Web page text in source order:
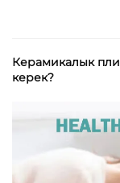
Керамикалык
керек?